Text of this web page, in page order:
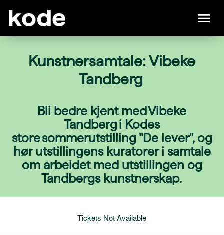
Kunstnersamtale: Vibeke
Tandberg
Bli bedre kjent med Vibeke
Tandberg i Kodes
store sommerutstilling "De lever", og
hør utstillingens kuratorer i samtale
om arbeidet med utstillingen og
Tandbergs kunstnerskap.
Tickets Not Available